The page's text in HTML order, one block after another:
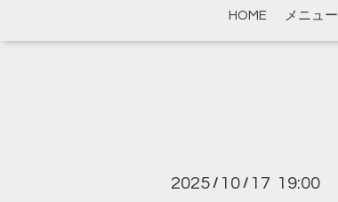
HOME メニュー
2025 / 10 / 17 19:00